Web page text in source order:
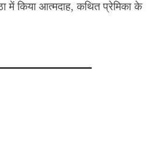
में किया आत्मदाह, कथित प्रेमिका के